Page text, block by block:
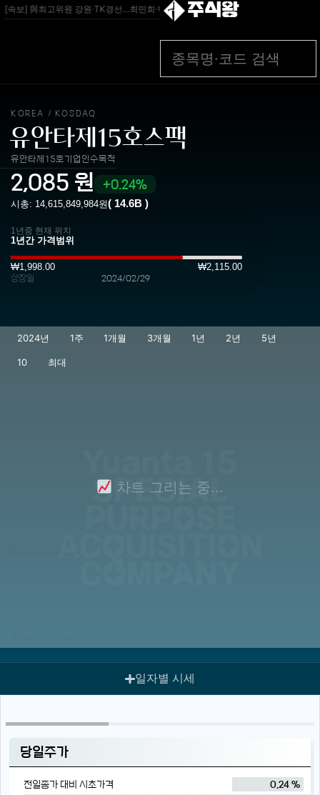
보] 與최고위원 강원·TK경선…최민희·박선원·서미화·한민수·이성윤順 - 부산일보
주식왕
KOREA / KOSDAQ
유안타제15호스팩
유안타제15호기업인수목적
2,085 원 0.24%
시총: 14,615,849,984원( 14.6B )
1년중 현재 위치
₩1,998.00 ₩2,115.00
상장일 2024/02/29
SPECIAL
차트 그리는 중...
일자별 시세
당일주가
전일종가 대비 시초가격
0.24 %